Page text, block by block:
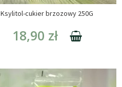
Ksylitol-cukier brzozowy 250G
18,90 zł